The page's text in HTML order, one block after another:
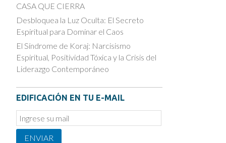
CASA QUE CIERRA
Desbloquea la Luz Oculta: El Secreto
Espiritual para Dominar el Caos
El Síndrome de Koraj: Narcisismo
Espiritual, Positividad Tóxica y la Crisis del
Liderazgo Contemporáneo
EDIFICACIÓN EN TU E-MAIL
Email
Subscription
ENVIAR